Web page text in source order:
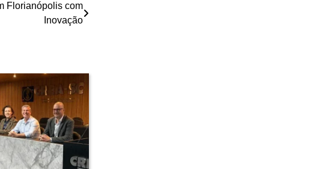
Florianópolis com
Inovação